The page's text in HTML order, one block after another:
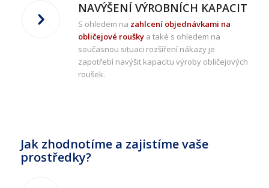
NAVÝŠENÍ VÝROBNÍCH KAPACIT
S ohledem na zahlcení objednávkami na
obličejové rouškya také s ohledem na
současnou situaci rozšíření nákazy je
zapotřebí navýšit kapacitu výroby obličejových
roušek.
Jak zhodnotíme a zajistíme vaše
prostředky?